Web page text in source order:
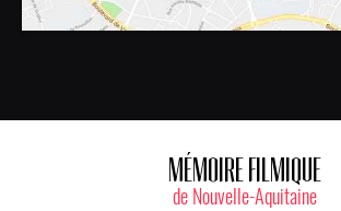
MÉMOIRE FILMIQUE
de Nouvelle-Aquitaine